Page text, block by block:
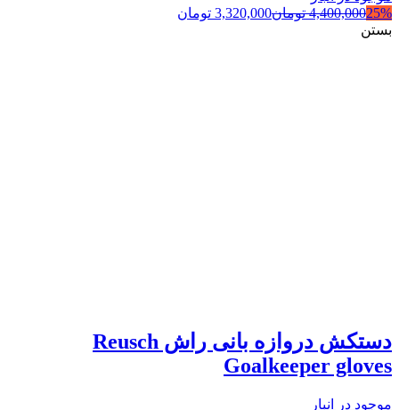
25%
4,400,000 تومان3,320,000 تومان
بستن
دستکش دروازه بانی راش Reusch
Goalkeeper gloves
موجود در انبار